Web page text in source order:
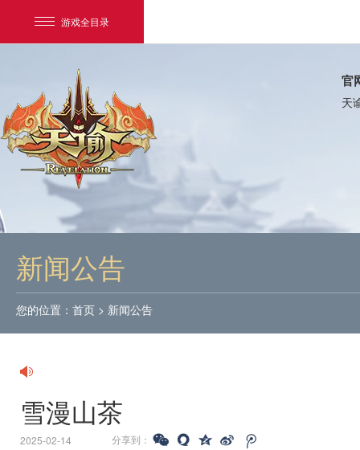
游戏全目录
网易游戏
我的足迹：
官
天
新闻公告
您的位置： 首页 > 新闻公告
雪漫山茶
2025-02-14 分享到：